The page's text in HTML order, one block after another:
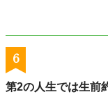
6
第2の人生では生前